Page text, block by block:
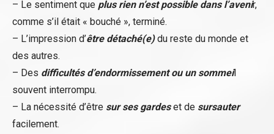
– Le sentiment que plus rien n’est possible dans l’avenir,
comme s’il était « bouché », terminé.
– L’impression d’être détaché(e)du reste du monde et
des autres.
– Des difficultés d’endormissement ou un sommeil
souvent interrompu.
– La nécessité d’être sur ses gardeset de sursauter
facilement.